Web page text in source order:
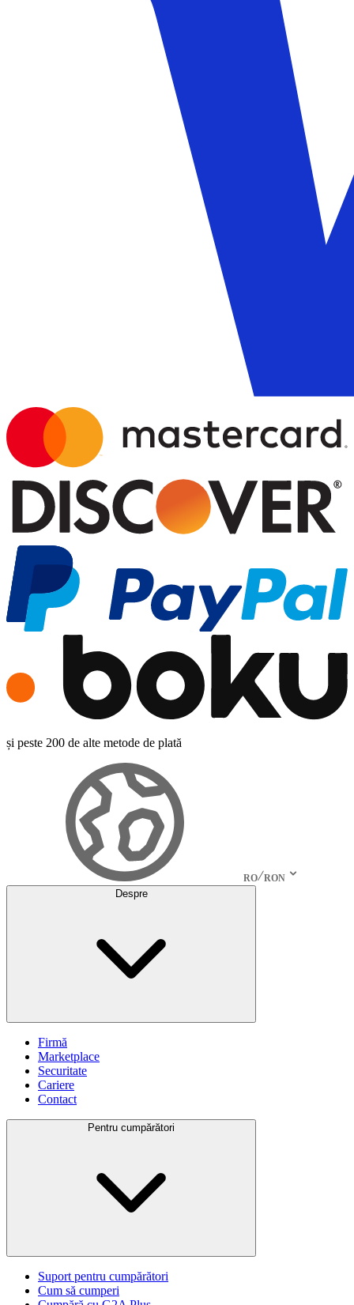
și peste 200 de alte metode de plată
RO RON
Despre
Firmă
Marketplace
Securitate
Cariere
Contact
Pentru cumpărători
Suport pentru cumpărători
Cum să cumperi